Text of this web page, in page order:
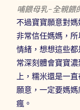
哺餵母乳-全親餵
不過寶寶願意對
非常信任媽媽，
情緒，想想這些
常深刻體會寶寶
上，糯米還是一
願意，一定要媽
瘋。